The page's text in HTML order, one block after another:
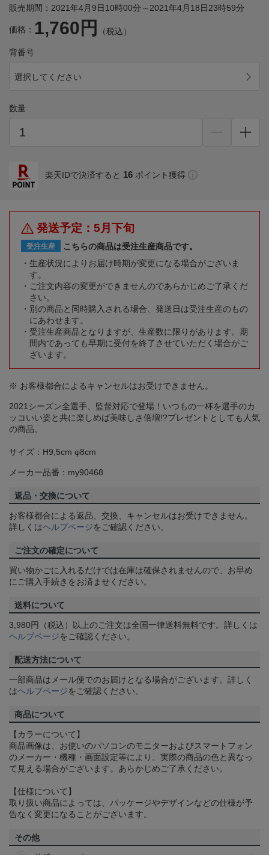
販売期間：2021年4月9日10時00分～2021年4月18日23時59分
価格： 1,760円 （税込）
背番号
選択してください
数量
楽天IDで決済すると 16 ポイント獲得
発送予定：5月下旬
受注生産
こちらの商品は受注生産商品です。
生産状況によりお届け時期が変更になる場合がございま
す。
ご注文内容の変更ができませんのであらかじめご了承くだ
さい。
別の商品と同時購入される場合、発送日は受注生産のもの
にあわせます。
受注生産商品となりますが、生産数に限りがあります。期
間内であっても早期に受付を終了させていただく場合がご
ざいます。
※ お客様都合によるキャンセルはお受けできません。
2021シーズン全選手、監督対応で登場！いつもの一杯を選手のカ
ッコいい姿と共に楽しめば美味しさ倍増!?プレゼントとしても人気
の商品。
サイズ：H9,5cm φ8cm
メーカー品番：my90468
返品・交換について
お客様都合による返品、交換、キャンセルはお受けできません。
詳しくはヘルプページをご確認ください。
ご注文の確定について
買い物かごに入れるだけでは在庫は確保されませんので、お早め
にご購入手続きをお済ませください。
送料について
3,980円（税込）以上のご注文は全国一律送料無料です。詳しくは
ヘルプページをご確認ください。
配送方法について
一部商品はメール便でのお届けとなる場合がございます。詳しく
はヘルプページをご確認ください。
商品について
【カラーについて】
商品画像は、お使いのパソコンのモニターおよびスマートフォン
のメーカー・機種・画面設定等により、実際の商品の色と異なっ
て見える場合がございます。あらかじめご了承ください。
【仕様について】
取り扱い商品によっては、パッケージやデザインなどの仕様が予
告なく変更になることがございます。
その他